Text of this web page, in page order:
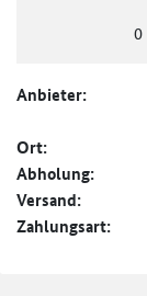
0
Anbieter:
Ort:
Abholung:
Versand:
Zahlungsart: